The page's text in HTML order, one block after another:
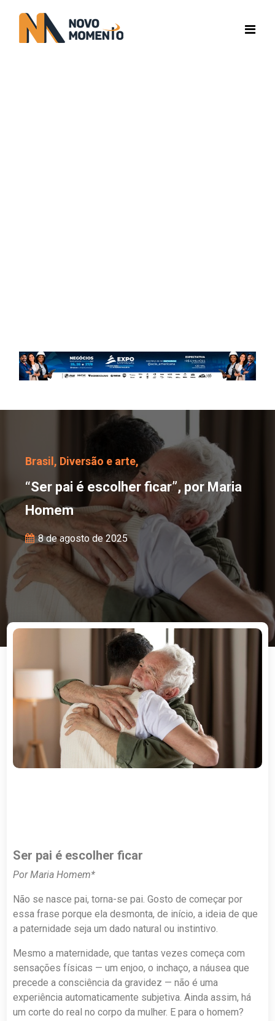
“Ser pai é escolher
Brasil, Diversão e arte,
“Ser pai é escolher ficar”, por Maria
Homem
8 de agosto de 2025
Ser pai é escolher ficar
Por Maria Homem*
Não se nasce pai, torna-se pai. Gosto de começar por
essa frase porque ela desmonta, de início, a ideia de que
a paternidade seja um dado natural ou instintivo.
Mesmo a maternidade, que tantas vezes começa com
sensações físicas — um enjoo, o inchaço, a náusea que
precede a consciência da gravidez — não é uma
experiência automaticamente subjetiva. Ainda assim, há
um corte do real no corpo da mulher. E para o homem?